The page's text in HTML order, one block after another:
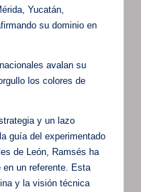
Yucatán,
su dominio en
avalan su
los colores de
y un lazo
guía del experimentado
de León, Ramsés ha
un referente. Esta
y la visión técnica